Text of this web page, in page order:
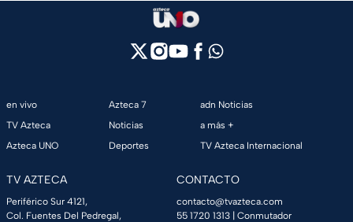
en vivo
TV Azteca
Azteca UNO
Azteca 7
Noticias
Deportes
adn Noticias
a más +
TV Azteca Internacional
TV AZTECA
Periférico Sur 4121,
Col. Fuentes Del Pedregal,
CONTACTO
contacto@tvazteca.com
55 1720 1313 | Conmutador